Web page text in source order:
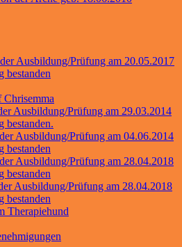
Ausbildung/Prüfung am 20.05.2017
bestanden
Ausbildung/Prüfung am 29.03.2014
bestanden.
Ausbildung/Prüfung am 04.06.2014
bestanden
Ausbildung/Prüfung am 28.04.2018
bestanden
Ausbildung/Prüfung am 28.04.2018
bestanden
Therapiehund